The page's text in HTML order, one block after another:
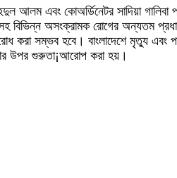
আলম এবং কোঅর্ডিনেটর সাদিয়া
বিভিন্ন অসংক্রামক রোগের অন্যতম
করা সম্ভব হবে। বাংলাদেশে মৃত্যু
উপর গুরুতা¡আরোপ করা হয়।